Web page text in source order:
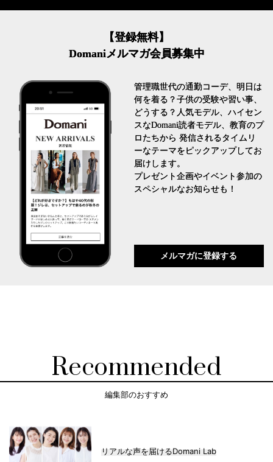
【登録無料】
Domaniメルマガ会員募集中
管理職世代の通勤コーデ、明日は
何を着る？子供の受験や習い事、
どうする？人気モデル、ハイセン
スなDomani読者モデル、教育のプ
ロたちから 発信されるタイムリ
ーなテーマをピックアップしてお
届けします。
プレゼント企画やイベント参加の
スペシャルなお知らせも！
メルマガに登録する
Recommended
編集部のおすすめ
リアルな声を届けるDomani Lab